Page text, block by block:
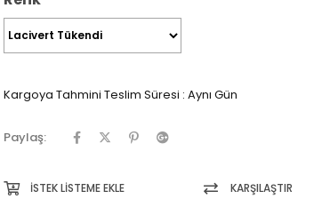
Kargoya Tahmini Teslim Süresi : Aynı Gün
Paylaş:
İSTEK LISTEME EKLE KARŞILAŞTIR